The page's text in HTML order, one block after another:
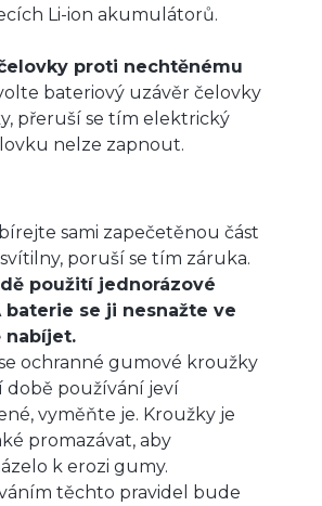
Li-ion akumulátorů.
proti nechtěnému
bateriový uzávěr čelovky
přeruší se tím elektrický
nelze zapnout.
sami zapečetěnou část
poruší se tím záruka.
použití jednorázové
baterie se ji nesnažte ve
nabíjet.
ochranné gumové kroužky
době používání jeví
vyměňte je. Kroužky je
promazávat, aby
k erozi gumy.
těchto pravidel bude